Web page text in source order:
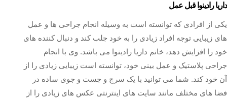
داریا رادینوا قبل عمل
یکی از افرادی که توانسته است به وسیله انجام جراحی ها و عمل
های زیبایی توجه افراد زیادی را به خود جلب کند و دنبال کننده های
خود را افزایش دهد، خانم داریا رادینوا می باشد. وی با انجام
جراحی پلاستیک و عمل بینی خود، توانسته است زیبایی زیادی را از
آن خود کند. شما می توانید با یک سرچ و جست و جوی ساده در
فضا های مختلف مانند سایت های اینترنتی عکس های زیادی را از